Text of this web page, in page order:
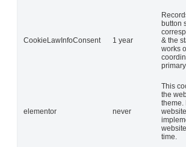
CookieLawInfoConsent 1 year
button
& the
works
elementor never
This
the
theme.
time.